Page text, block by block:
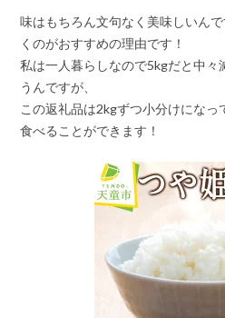
味はもちろん文句なく美味しいん
くのがおすすめの理由です！
私は一人暮らしなので5kgだと中々
うんですが、
この返礼品は2kgずつ小分けにな
食べることができます！